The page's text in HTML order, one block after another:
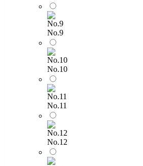
No.9
No.10
No.11
No.12